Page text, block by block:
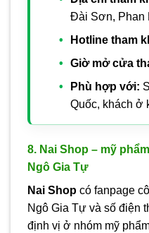
Đài Sơn, Phan
Hotline tham
Giờ mở cửa
Phù hợp với:
Quốc, khách ở
8. Nai Shop – mỹ
Ngô Gia Tự
Nai Shop có fanpage
Ngô Gia Tự và số điện
định vị ở nhóm mỹ